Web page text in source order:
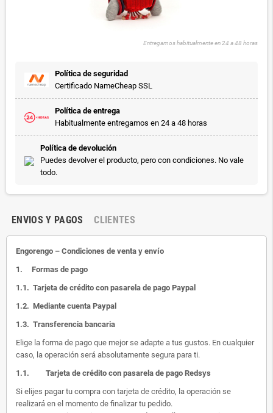
Entregamos habitualmente en 24 a 48 horas
Política de seguridad
Certificado NameCheap SSL
Política de entrega
Habitualmente entregamos en 24 a 48 horas
Política de devolución
Puedes devolver el producto, pero con condiciones. No vale
todo.
ENVIOS Y PAGOS CLIENTES
Engorengo – Condiciones de venta y envío
1. Formas de pago
1.1. Tarjeta de crédito con pasarela de pago Paypal
1.2. Mediante cuenta Paypal
1.3. Transferencia bancaria
Elige la forma de pago que mejor se adapte a tus gustos. En cualquier
caso, la operación será absolutamente segura para ti.
1.1. Tarjeta de crédito con pasarela de pago Redsys
Si elijes pagar tu compra con tarjeta de crédito, la operación se
realizará en el momento de finalizar tu pedido.